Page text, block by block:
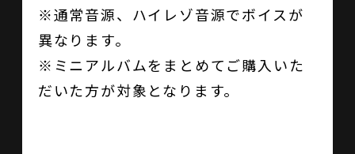
※通常音源、ハイレゾ音源でボイスが
異なります。
※ミニアルバムをまとめてご購入いた
だいた方が対象となります。